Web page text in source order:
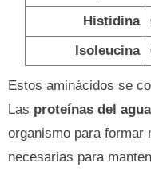
Histidina
Isoleucina
Estos aminácidos se
Las proteínas del
organismo para formar
necesarias para